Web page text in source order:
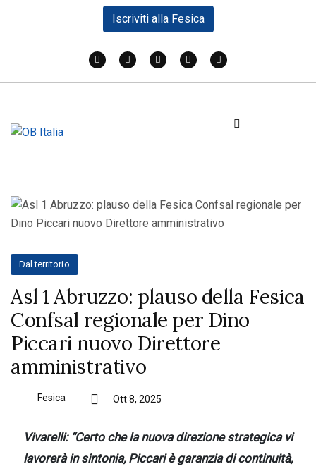
Iscriviti alla Fesica
Dal territorio
Asl 1 Abruzzo: plauso della Fesica
Confsal regionale per Dino
Piccari nuovo Direttore
amministrativo
Fesica Ott 8, 2025
Vivarelli: “Certo che la nuova direzione strategica vi
lavorerà in sintonia, Piccari è garanzia di continuità,